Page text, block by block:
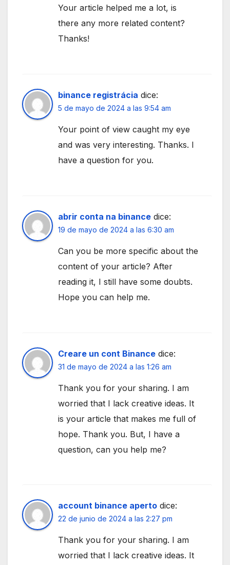
Your article helped me a lot, is
there any more related content?
Thanks!
binance registrácia dice:
5 de mayo de 2024 a las 9:54 am
Your point of view caught my eye
and was very interesting. Thanks. I
have a question for you.
abrir conta na binance dice:
19 de mayo de 2024 a las 6:30 am
Can you be more specific about the
content of your article? After
reading it, I still have some doubts.
Hope you can help me.
Creare un cont Binance dice:
31 de mayo de 2024 a las 1:26 am
Thank you for your sharing. I am
worried that I lack creative ideas. It
is your article that makes me full of
hope. Thank you. But, I have a
question, can you help me?
account binance aperto dice:
22 de junio de 2024 a las 2:27 pm
Thank you for your sharing. I am
worried that I lack creative ideas. It